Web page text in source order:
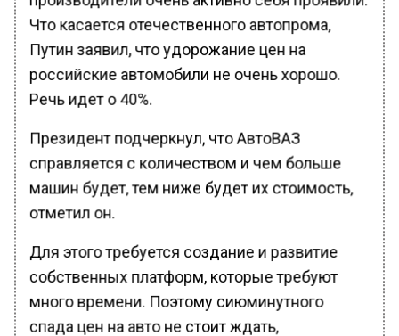
Что касается отечественного автопрома,
Путин заявил, что удорожание цен на
российские автомобили не очень хорошо.
Речь идет о 40%.
Президент подчеркнул, что АвтоВАЗ
справляется с количеством и чем больше
машин будет, тем ниже будет их стоимость,
отметил он.
Для этого требуется создание и развитие
собственных платформ, которые требуют
много времени. Поэтому сиюминутного
спада цен на авто не стоит ждать,